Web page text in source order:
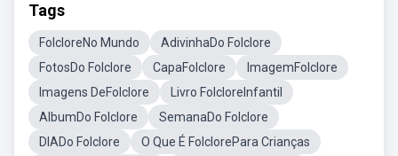
Tags
FolcloreNo Mundo
AdivinhaDo Folclore
FotosDo Folclore
CapaFolclore
ImagemFolclore
Imagens DeFolclore
Livro FolcloreInfantil
AlbumDo Folclore
SemanaDo Folclore
DIADo Folclore
O Que É FolclorePara Crianças